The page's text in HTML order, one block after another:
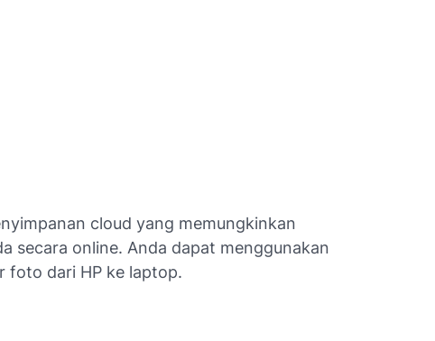
cloud yang memungkinkan
secara online. Anda dapat menggunakan
foto dari HP ke laptop.